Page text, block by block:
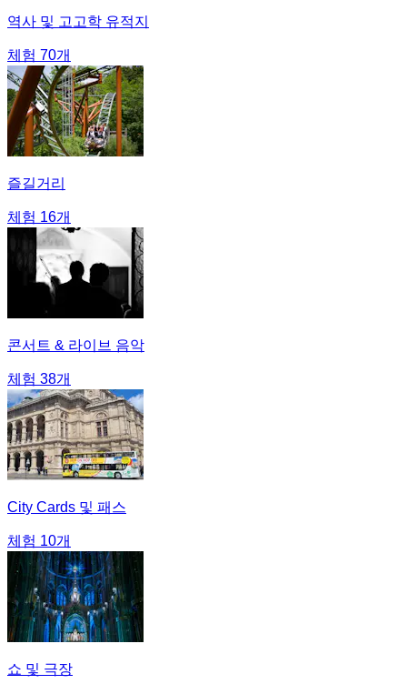
역사 및 고고학 유적지
체험 70개
즐길거리
체험 16개
콘서트 & 라이브 음악
체험 38개
City Cards 및 패스
체험 10개
쇼 및 극장